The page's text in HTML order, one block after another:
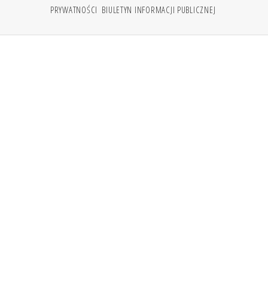
PRYWATNOŚCI BIULETYN INFORMACJI PUBLICZNEJ